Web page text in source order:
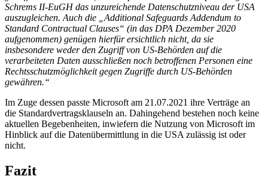
Schrems II-EuGH das unzureichende Datenschutzniveau der USA
auszugleichen. Auch die „Additional Safeguards Addendum to
Standard Contractual Clauses“ (in das DPA Dezember 2020
aufgenommen) genügen hierfür ersichtlich nicht, da sie
insbesondere weder den Zugriff von US-Behörden auf die
verarbeiteten Daten ausschließen noch betroffenen Personen eine
Rechtsschutzmöglichkeit gegen Zugriffe durch US-Behörden
gewähren.“
Im Zuge dessen passte Microsoft am 21.07.2021 ihre Verträge an
die Standardvertragsklauseln an. Dahingehend bestehen noch keine
aktuellen Begebenheiten, inwiefern die Nutzung von Microsoft im
Hinblick auf die Datenübermittlung in die USA zulässig ist oder
nicht.
Fazit